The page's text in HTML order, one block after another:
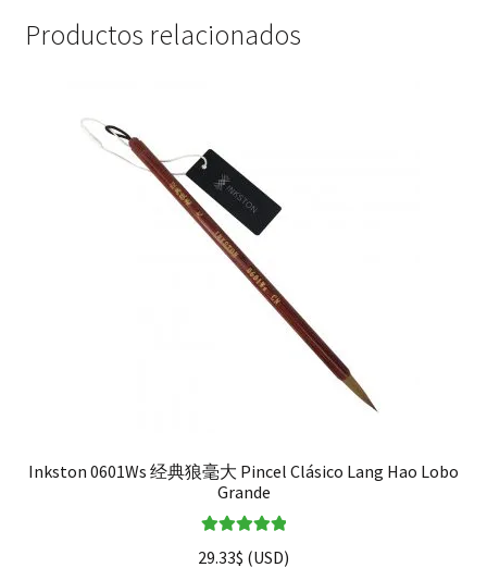
Productos relacionados
Inkston 0601Ws 经典狼毫大 Pincel Clásico Lang Hao Lobo
Grande
5.00
de 5
29.33$ (USD)